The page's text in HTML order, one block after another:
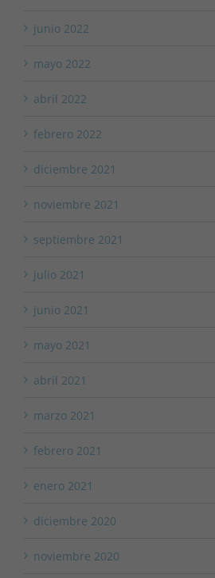
junio 2022
mayo 2022
abril 2022
febrero 2022
diciembre 2021
noviembre 2021
septiembre 2021
julio 2021
junio 2021
mayo 2021
abril 2021
marzo 2021
febrero 2021
enero 2021
diciembre 2020
noviembre 2020